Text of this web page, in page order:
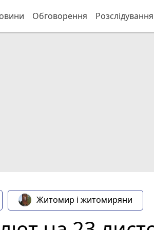
Обговорення Розслідування
Житомир і житомиряни